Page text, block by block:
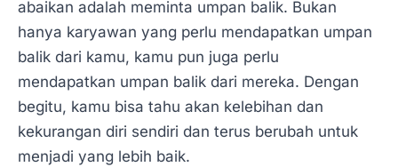
abaikan adalah meminta umpan balik. Bukan
hanya karyawan yang perlu mendapatkan umpan
balik dari kamu, kamu pun juga perlu
mendapatkan umpan balik dari mereka. Dengan
begitu, kamu bisa tahu akan kelebihan dan
kekurangan diri sendiri dan terus berubah untuk
menjadi yang lebih baik.